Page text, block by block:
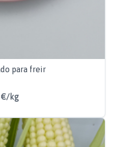
para freir
€/kg